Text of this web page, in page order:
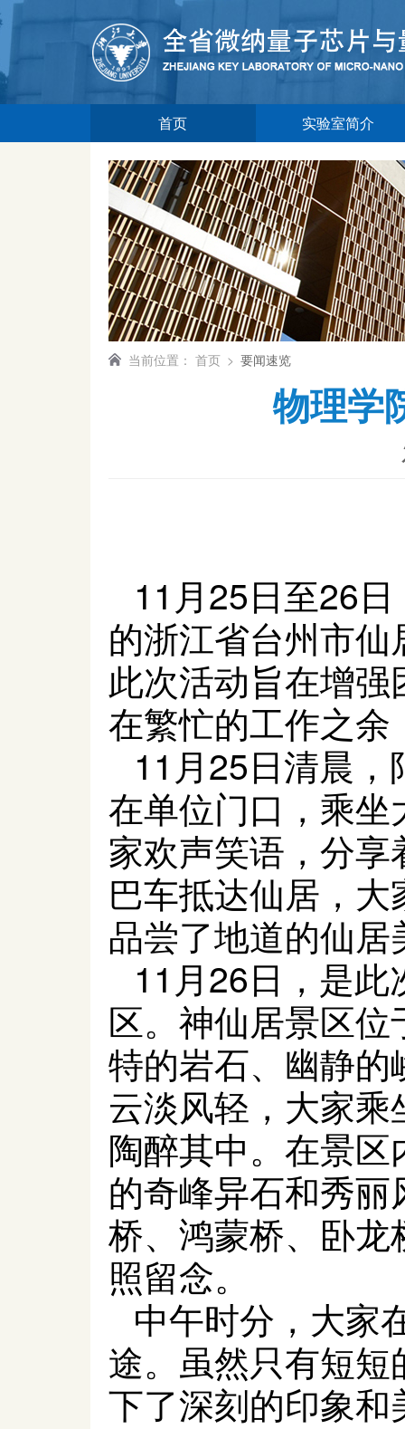
首页 实验室简介
当前位置： 首页 > 要闻速览
物理学
11 月25日至26
的浙江省台州市
此次活动旨在增
在繁忙的工作之
11 月25日清晨
在单位门口，乘
家欢声笑语，分
巴车抵达仙居，
品尝了地道的仙居
11 月26日，是
区。神仙居景区
特的岩石、幽静
云淡风轻，大家
陶醉其中。在景
的奇峰异石和秀丽
桥、鸿蒙桥、卧
照留念。
中午时分，大家
途。虽然只有短
下了深刻的印象